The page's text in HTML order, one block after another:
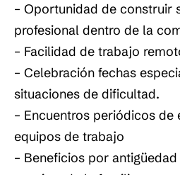
– Oportunidad de construir
profesional dentro de la
– Facilidad de trabajo
– Celebración fechas
situaciones de dificultad.
– Encuentros periódicos
equipos de trabajo
– Beneficios por